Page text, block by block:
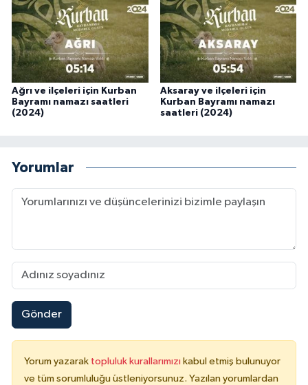
Ağrı ve ilçeleri için Kurban
Bayramı namazı saatleri
(2024)
Aksaray ve ilçeleri için
Kurban Bayramı namazı
saatleri (2024)
Yorumlar
Gönder
Yorum yazarak topluluk kurallarımızı kabul etmiş bulunuyor
ve tüm sorumluluğu üstleniyorsunuz. Yazılan yorumlardan
Konya Müftülüğü
Kütahya Müftülüğü
Malatya Müftülüğü
Mardin Müftülüğü
Mersin Müftülüğü
Muş Müftülüğü
Nevşehir Müftülüğü
Niğde Müftülüğü
Ordu Müftülüğü